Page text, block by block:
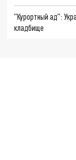
"Курортный ад":
кладбище